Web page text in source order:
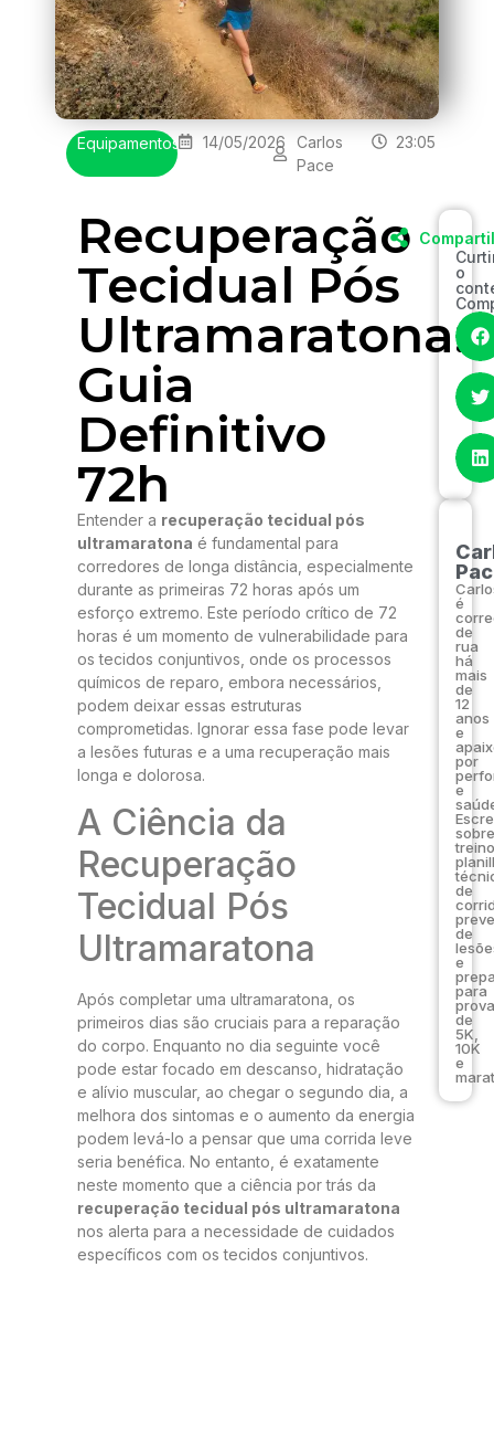
Equipamentos 14/05/2026
Carlos
Pace
23:05
Recuperação
Tecidual Pós
Ultramaratona:
Guia
Definitivo
72h
Entender a recuperação tecidual pós
ultramaratona é fundamental para
corredores de longa distância, especialmente
durante as primeiras 72 horas após um
esforço extremo. Este período crítico de 72
horas é um momento de vulnerabilidade para
os tecidos conjuntivos, onde os processos
químicos de reparo, embora necessários,
podem deixar essas estruturas
comprometidas. Ignorar essa fase pode levar
a lesões futuras e a uma recuperação mais
longa e dolorosa.
A Ciência da
Recuperação
Tecidual Pós
Ultramaratona
Após completar uma ultramaratona, os
primeiros dias são cruciais para a reparação
do corpo. Enquanto no dia seguinte você
pode estar focado em descanso, hidratação
e alívio muscular, ao chegar o segundo dia, a
melhora dos sintomas e o aumento da energia
podem levá-lo a pensar que uma corrida leve
seria benéfica. No entanto, é exatamente
neste momento que a ciência por trás da
recuperação tecidual pós ultramaratona
nos alerta para a necessidade de cuidados
específicos com os tecidos conjuntivos.
o
é
de
rua
há
mais
de
12
anos
e
por
e
sobre
de
de
e
para
de
5K,
10K
e